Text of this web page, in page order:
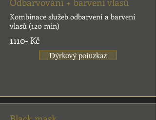
Kombinace služeb odbarvení a barvení
vlasů (120 min)
1110- Kč
Dýrkový poiuzkaz